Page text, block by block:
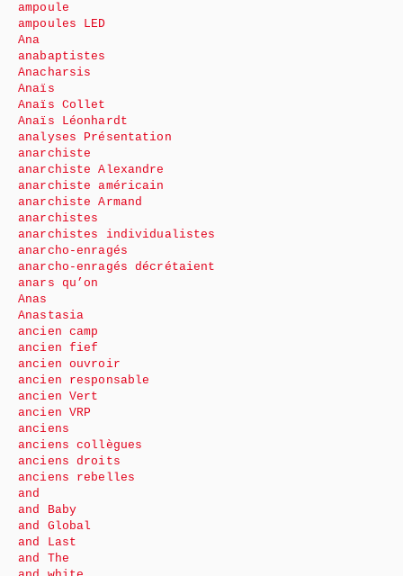
ampoule
ampoules LED
Ana
anabaptistes
Anacharsis
Anaïs
Anaïs Collet
Anaïs Léonhardt
analyses Présentation
anarchiste
anarchiste Alexandre
anarchiste américain
anarchiste Armand
anarchistes
anarchistes individualistes
anarcho-enragés
anarcho-enragés décrétaient
anars qu’on
Anas
Anastasia
ancien camp
ancien fief
ancien ouvroir
ancien responsable
ancien Vert
ancien VRP
anciens
anciens collègues
anciens droits
anciens rebelles
and
and Baby
and Global
and Last
and The